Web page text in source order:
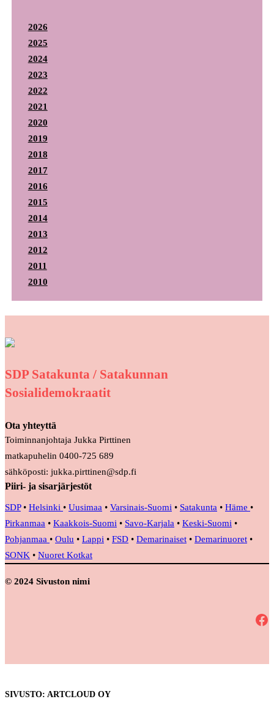
2026
2025
2024
2023
2022
2021
2020
2019
2018
2017
2016
2015
2014
2013
2012
2011
2010
SDP Satakunta / Satakunnan
Sosialidemokraatit
Ota yhteyttä
Toiminnanjohtaja Jukka Pirttinen
matkapuhelin 0400-725 689
sähköposti: jukka.pirttinen@sdp.fi
Piiri- ja sisarjärjestöt
SDP• Helsinki • Uusimaa • Varsinais-Suomi • Satakunta • Häme •
Pirkanmaa • Kaakkois-Suomi • Savo-Karjala • Keski-Suomi •
Pohjanmaa • Oulu • Lappi • FSD • Demarinaiset • Demarinuoret •
SONK • Nuoret Kotkat
© 2024 Sivuston nimi
Facebook
SIVUSTO: ARTCLOUD OY